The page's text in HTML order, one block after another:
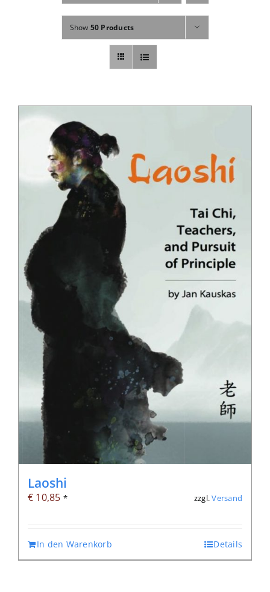
Fachbücher
Poster, Karten, Medien
Abo
Show 50 Products
Laoshi
€ 10,85 * zzgl.Versand
In den Warenkorb Details